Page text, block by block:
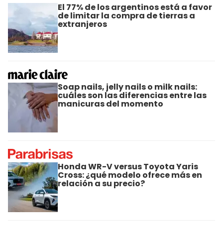
El 77% de los argentinos está a favor
de limitar la compra de tierras a
extranjeros
Soap nails, jelly nails o milk nails:
cuáles son las diferencias entre las
manicuras del momento
Honda WR-V versus Toyota Yaris
Cross: ¿qué modelo ofrece más en
relación a su precio?